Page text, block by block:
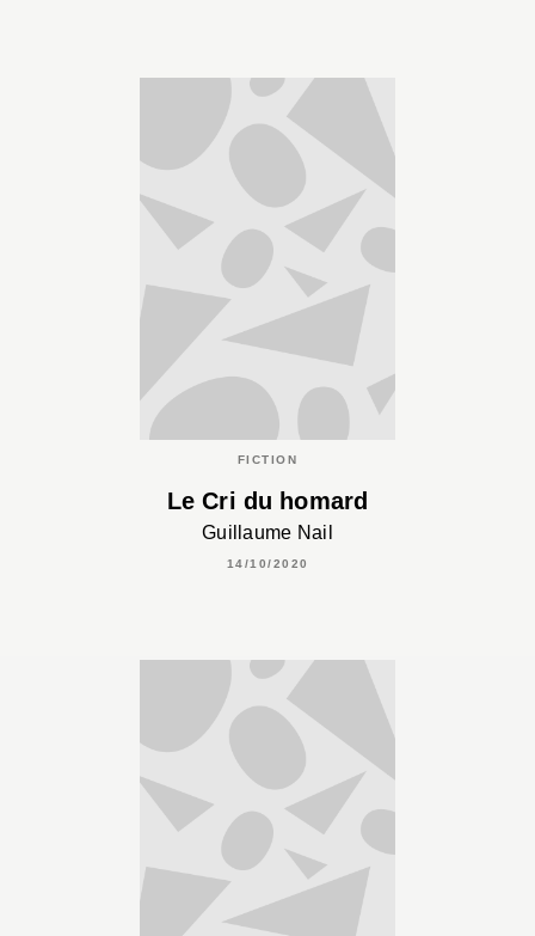
FICTION
Le Cri du homard
Guillaume Nail
14/10/2020